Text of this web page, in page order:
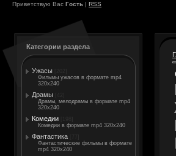
Приветствую Вас Гость | RSS
Категории раздела
Ужасы
Фильмы ужасов в формате mp4
320x240
Драмы
Драмы, мелодрамы в формате mp4
320x240
Комедии
Комедии в формате mp4 320x240
Фантастика
Фантастические фильмы в формате
mp4 320x240